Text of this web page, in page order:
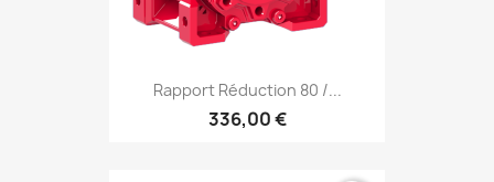
Rapport Réduction 80 /...
336,00 €